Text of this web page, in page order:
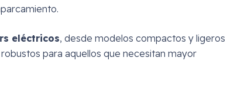
eléctricos, desde modelos compactos y ligeros
para aquellos que necesitan mayor